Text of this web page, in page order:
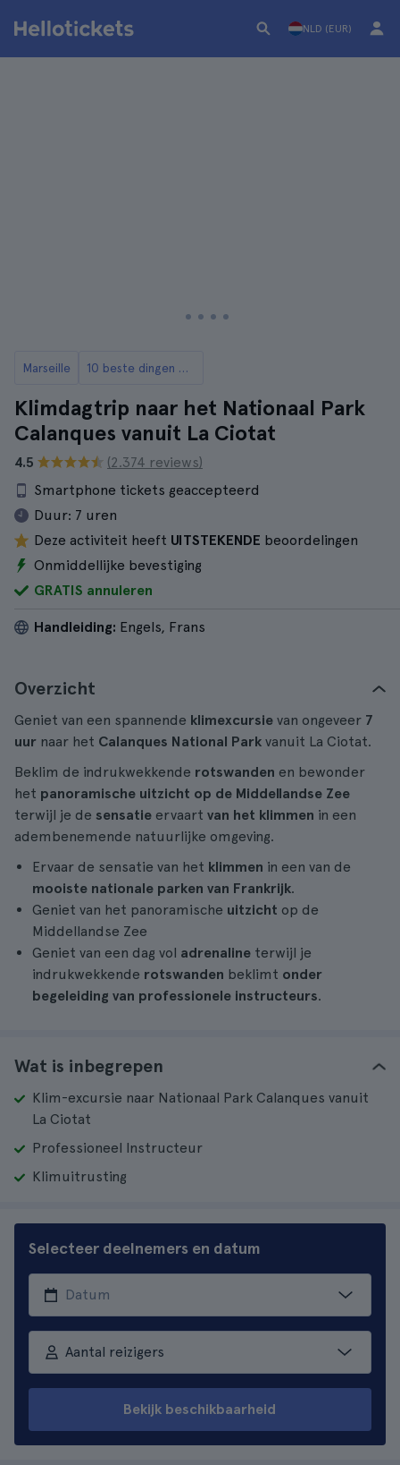
NLD (EUR)
Marseille 10 beste dingen om te doen in Marseille
Klimdagtrip naar het Nationaal Park
Calanques vanuit La Ciotat
4.5
(2.374 reviews)
Smartphone tickets geaccepteerd
Duur: 7 uren
Deze activiteit heeft UITSTEKENDE beoordelingen
Onmiddellijke bevestiging
GRATIS annuleren
Handleiding: Engels, Frans
Overzicht
Geniet van een spannende klimexcursie van ongeveer 7
uur naar het Calanques National Park vanuit La Ciotat.
Beklim de indrukwekkende rotswanden en bewonder
het panoramische uitzicht op de Middellandse Zee
terwijl je de sensatie ervaart van het klimmen in een
adembenemende natuurlijke omgeving.
Ervaar de sensatie van het klimmen in een van de
mooiste nationale parken van Frankrijk.
Geniet van het panoramische uitzicht op de
Middellandse Zee
Geniet van een dag vol adrenaline terwijl je
indrukwekkende rotswanden beklimt onder
begeleiding van professionele instructeurs.
Wat is inbegrepen
Klim-excursie naar Nationaal Park Calanques vanuit
La Ciotat
Professioneel Instructeur
Klimuitrusting
Selecteer deelnemers en datum
Aantal reizigers
Bekijk beschikbaarheid